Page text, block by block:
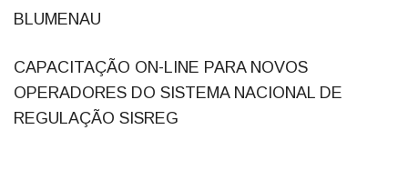
BLUMENAU
CAPACITAÇÃO ON-LINE PARA NOVOS
OPERADORES DO SISTEMA NACIONAL DE
REGULAÇÃO SISREG